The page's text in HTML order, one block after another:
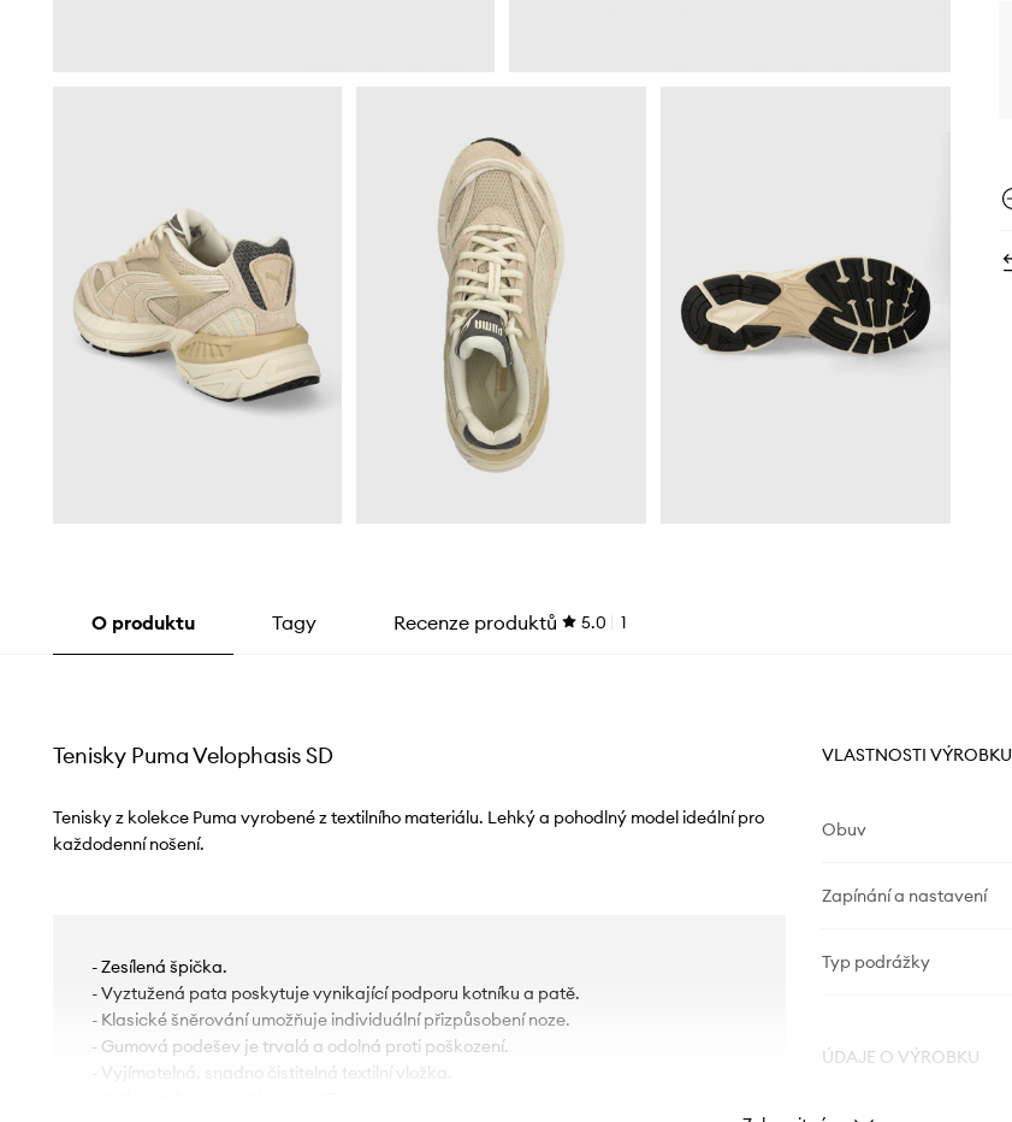
O produktu Tagy Recenze produktů 5.0 1
Tenisky Puma Velophasis SD
Tenisky z kolekce Puma vyrobené z textilního materiálu. Lehký a pohodlný model ideální pro
každodenní nošení.
- Zesílená špička.
- Vyztužená pata poskytuje vynikající podporu kotníku a patě.
- Klasické šněrování umožňuje individuální přizpůsobení noze.
- Gumová podešev je trvalá a odolná proti poškození.
- Vyjímatelná, snadno čistitelná textilní vložka.
VLASTNOSTI VÝROBKU
Obuv
Zapínání a nastavení
Typ podrážky
ÚDAJE O VÝROBKU